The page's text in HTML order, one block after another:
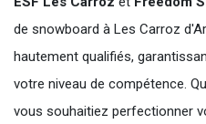
de snowboard à Les Carroz
hautement qualifiés,
votre niveau de compétence.
vous souhaitiez perfectionner